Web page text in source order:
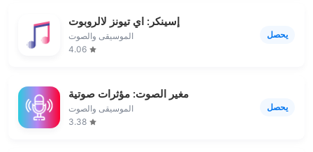
إسينكر: اي تيونز لالروبوت
الموسيقى والصوت
4.06
يحصل
مغير الصوت: مؤثرات صوتية
الموسيقى والصوت
3.38
يحصل